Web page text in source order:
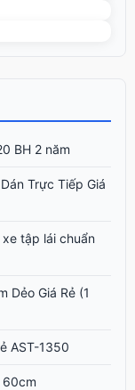
BH 2 năm
Trực Tiếp Giá
tập lái chuẩn
Dẻo Giá Rẻ (1
AST-1350